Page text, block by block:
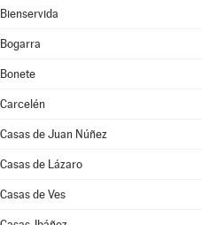
Bienservida
Bogarra
Bonete
Carcelén
Casas de Juan Núñez
Casas de Lázaro
Casas de Ves